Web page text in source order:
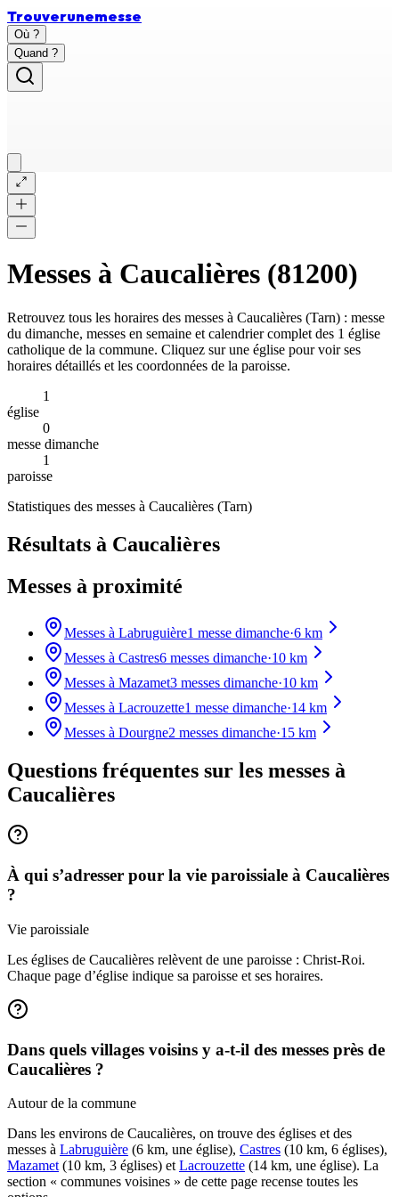
Trouverunemesse
Où ?
Quand ?
Messes à Caucalières (81200)
Retrouvez tous les horaires des messes à Caucalières (Tarn) : messe
du dimanche, messes en semaine et calendrier complet des 1 église
catholique de la commune. Cliquez sur une église pour voir ses
horaires détaillés et les coordonnées de la paroisse.
1
église
0
messe dimanche
1
paroisse
Statistiques des messes à Caucalières (Tarn)
Résultats à Caucalières
Messes à proximité
Messes à Labruguière1 messe dimanche·6 km
Messes à Castres6 messes dimanche·10 km
Messes à Mazamet3 messes dimanche·10 km
Messes à Lacrouzette1 messe dimanche·14 km
Messes à Dourgne2 messes dimanche·15 km
Questions fréquentes sur les messes à
Caucalières
À qui s’adresser pour la vie paroissiale à Caucalières
?
Vie paroissiale
Les églises de Caucalières relèvent de une paroisse : Christ-Roi.
Chaque page d’église indique sa paroisse et ses horaires.
Dans quels villages voisins y a-t-il des messes près de
Caucalières ?
Autour de la commune
Dans les environs de Caucalières, on trouve des églises et des
messes à Labruguière (6 km, une église), Castres (10 km, 6 églises),
Mazamet (10 km, 3 églises) et Lacrouzette (14 km, une église). La
section « communes voisines » de cette page recense toutes les